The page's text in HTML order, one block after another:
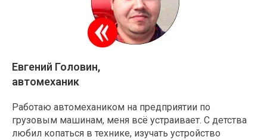
Евгений Головин,
автомеханик
Работаю автомехаником на предприятии по
грузовым машинам, меня всё устраивает. С детства
любил копаться в технике, изучать устройство